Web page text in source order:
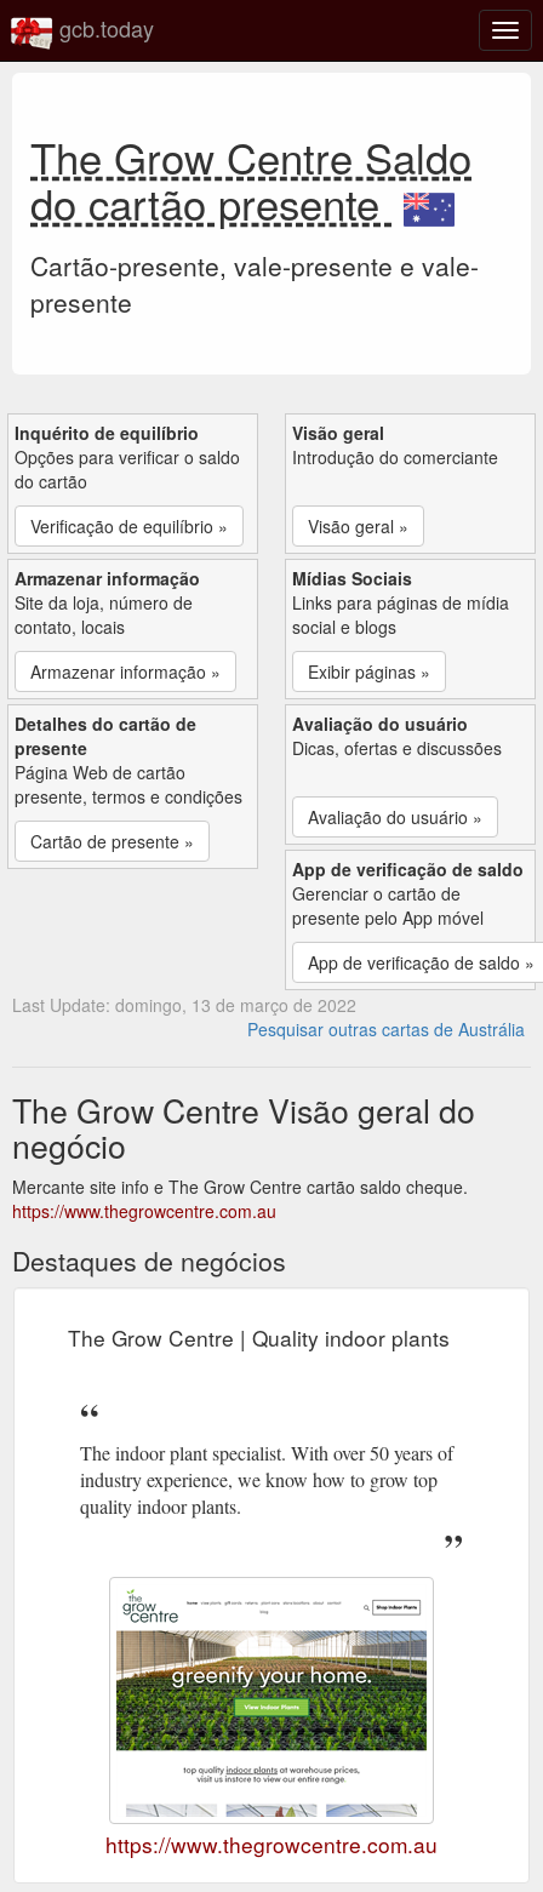
gcb.today
The Grow Centre Saldo
do cartão presente
Cartão-presente, vale-presente e vale-
presente
Inquérito de equilíbrio
Opções para verificar o saldo
do cartão
Verificação de equilíbrio »
Visão geral
Introdução do comerciante
Visão geral »
Armazenar informação
Site da loja, número de
contato, locais
Armazenar informação »
Mídias Sociais
Links para páginas de mídia
social e blogs
Exibir páginas »
Detalhes do cartão de
presente
Página Web de cartão
presente, termos e condições
Cartão de presente »
Avaliação do usuário
Dicas, ofertas e discussões
Avaliação do usuário »
App de verificação de saldo
Gerenciar o cartão de
presente pelo App móvel
App de verificação de saldo »
Last Update: domingo, 13 de março de 2022
Pesquisar outras cartas de Austrália
The Grow Centre Visão geral do
negócio
Mercante site info e The Grow Centre cartão saldo cheque.
https://www.thegrowcentre.com.au
Destaques de negócios
The Grow Centre | Quality indoor plants
The indoor plant specialist. With over 50 years of
industry experience, we know how to grow top
quality indoor plants.
https://www.thegrowcentre.com.au